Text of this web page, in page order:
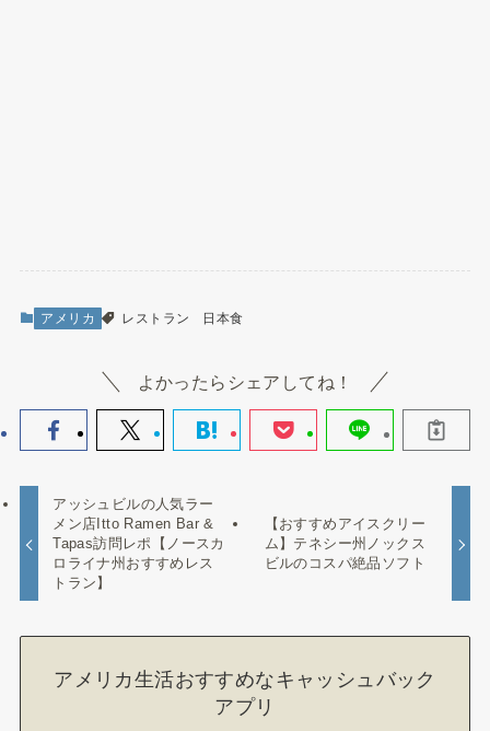
アメリカ レストラン 日本食
よかったらシェアしてね！
アッシュビルの人気ラー
メン店Itto Ramen Bar &
Tapas訪問レポ【ノースカ
ロライナ州おすすめレス
トラン】
【おすすめアイスクリー
ム】テネシー州ノックス
ビルのコスパ絶品ソフト
アメリカ生活おすすめなキャッシュバック
アプリ